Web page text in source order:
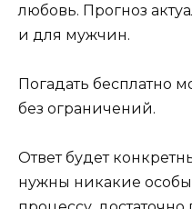
любовь. Прогноз
и для мужчин.
Погадать бесплатно
без ограничений.
Ответ будет
нужны никакие